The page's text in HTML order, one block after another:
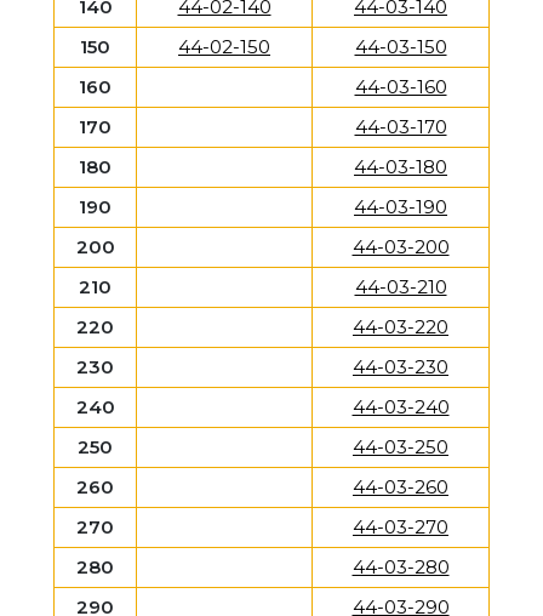
140
44-02-140
44-03-140
150
44-02-150
44-03-150
160
44-03-160
170
44-03-170
180
44-03-180
190
44-03-190
200
44-03-200
210
44-03-210
220
44-03-220
230
44-03-230
240
44-03-240
250
44-03-250
260
44-03-260
270
44-03-270
280
44-03-280
290
44-03-290